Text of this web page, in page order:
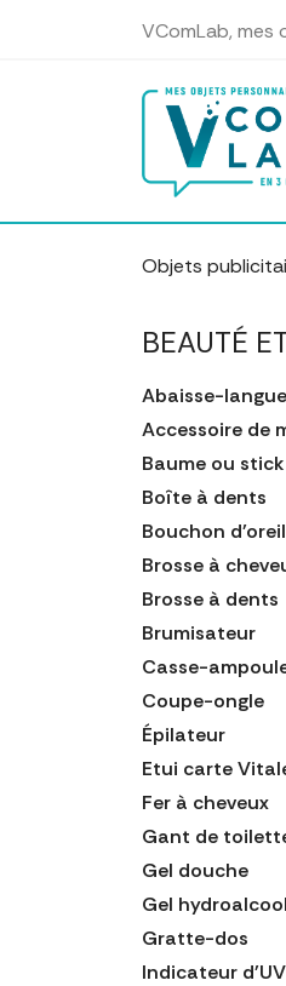
VComLab, mes
Objets
BEAUTÉ
Abaisse-langue
Accessoire de
Baume ou
Boîte à dents
Bouchon
Brosse à
Brosse à dents
Brumisateur
Casse-
Coupe-ongle
Épilateur
Etui carte
Fer à cheveux
Gant de
Gel douche
Gel
Gratte-dos
Indicateur d'UV